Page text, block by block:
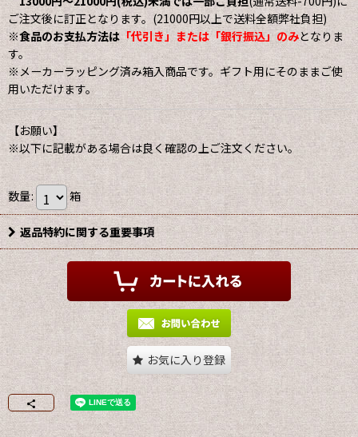
ご注文後に訂正となります。(21000円以上で送料全額弊社負担)
※食品のお支払方法は「代引き」または「銀行振込」のみとなりま
す。
※メーカーラッピング済み箱入商品です。ギフト用にそのままご使
用いただけます。
【お願い】
※以下に記載がある場合は良く確認の上ご注文ください。
数量: 箱
返品特約に関する重要事項
お気に入り登録